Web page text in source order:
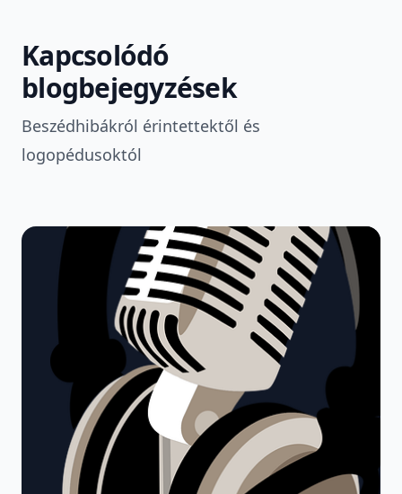
Kapcsolódó
blogbejegyzések
Beszédhibákról érintettektől és
logopédusoktól